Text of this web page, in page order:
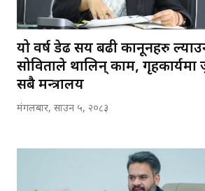
यो वर्ष डेढ सय बढी कानूनहरु
सोविताले थालिन् काम, गृहकार्यमा
सबै मन्त्रालय
मंगलबार, साउन ५, २०८३